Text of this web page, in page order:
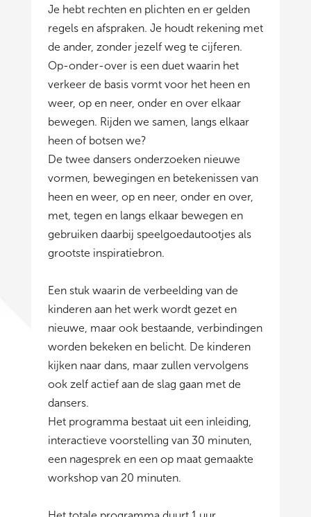
Je hebt rechten en plichten en er gelden
regels en afspraken. Je houdt rekening met
de ander, zonder jezelf weg te cijferen.
Op-onder-over is een duet waarin het
verkeer de basis vormt voor het heen en
weer, op en neer, onder en over elkaar
bewegen. Rijden we samen, langs elkaar
heen of botsen we?
De twee dansers onderzoeken nieuwe
vormen, bewegingen en betekenissen van
heen en weer, op en neer, onder en over,
met, tegen en langs elkaar bewegen en
gebruiken daarbij speelgoedautootjes als
grootste inspiratiebron.
Een stuk waarin de verbeelding van de
kinderen aan het werk wordt gezet en
nieuwe, maar ook bestaande, verbindingen
worden bekeken en belicht. De kinderen
kijken naar dans, maar zullen vervolgens
ook zelf actief aan de slag gaan met de
dansers.
Het programma bestaat uit een inleiding,
interactieve voorstelling van 30 minuten,
een nagesprek en een op maat gemaakte
workshop van 20 minuten.